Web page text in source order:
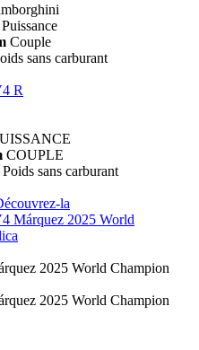
Puissance
Couple
sans carburant
R
COUPLE
Poids sans carburant
la
Márquez 2025 World
2025 World Champion
2025 World Champion